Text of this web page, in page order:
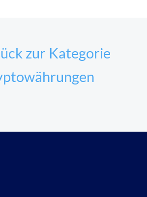
zur Kategorie